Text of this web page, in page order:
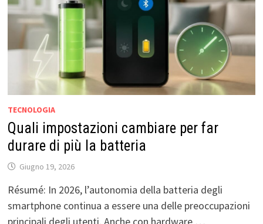
TECNOLOGIA
Quali impostazioni cambiare per far
durare di più la batteria
Giugno 19, 2026
Résumé: In 2026, l’autonomia della batteria degli
smartphone continua a essere una delle preoccupazioni
principali degli utenti. Anche con hardware …